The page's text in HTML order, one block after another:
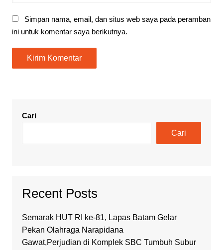
Simpan nama, email, dan situs web saya pada peramban
ini untuk komentar saya berikutnya.
Cari
Cari
Recent Posts
Semarak HUT RI ke-81, Lapas Batam Gelar
Pekan Olahraga Narapidana
Gawat,Perjudian di Komplek SBC Tumbuh Subur